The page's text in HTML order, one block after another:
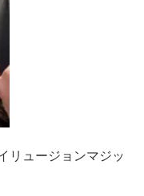
リュージョンマジッ